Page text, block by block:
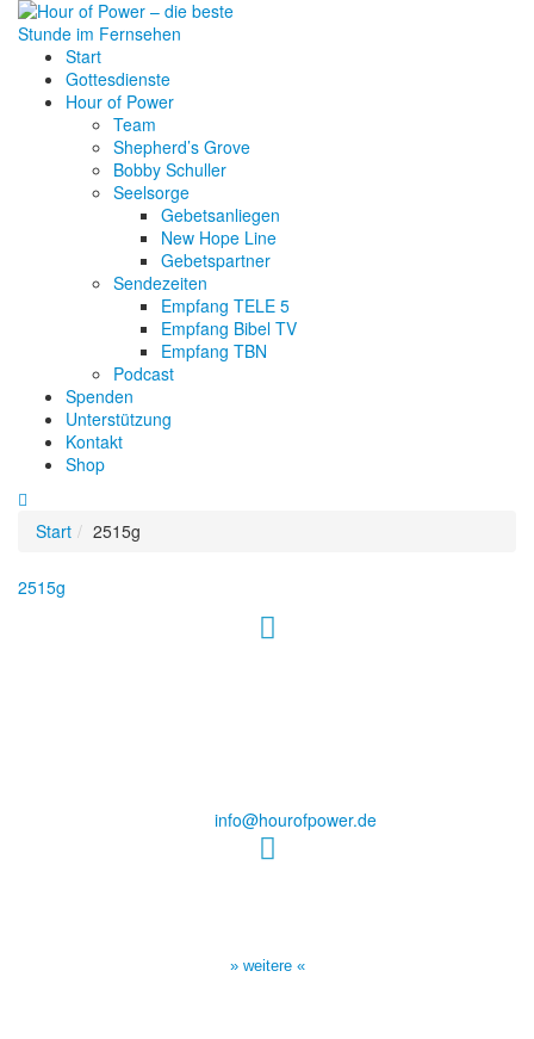
Start
Gottesdienste
Hour of Power
Team
Shepherd’s Grove
Bobby Schuller
Seelsorge
Gebetsanliegen
New Hope Line
Gebetspartner
Sendezeiten
Empfang TELE 5
Empfang Bibel TV
Empfang TBN
Podcast
Spenden
Unterstützung
Kontakt
Shop
Start 2515g
2515g
info@hourofpower.de
» weitere «